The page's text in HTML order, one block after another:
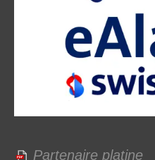
Partenaire platine